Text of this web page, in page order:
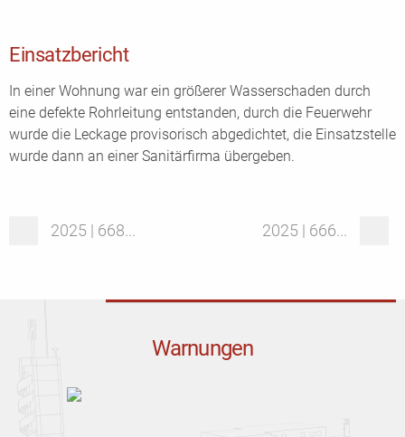
Einsatzbericht
In einer Wohnung war ein größerer Wasserschaden durch
eine defekte Rohrleitung entstanden, durch die Feuerwehr
wurde die Leckage provisorisch abgedichtet, die Einsatzstelle
wurde dann an einer Sanitärfirma übergeben.
2025 | 668... 2025 | 666...
Warnungen